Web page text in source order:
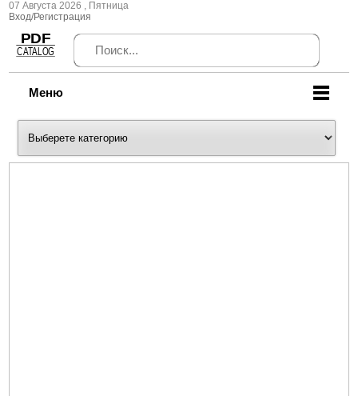
07 Августа 2026 , Пятница
Вход/Регистрация
Меню